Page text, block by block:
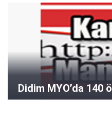
Didim MYO’da 140